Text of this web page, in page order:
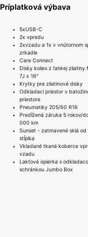
Príplatková výbava
5xUSB-C
2x vpredu
2xvzadu a 1x v vnútornom
zrkadle
Care Connect
Disky kolies z ľahkej zliatiny
7J x 16"
Krytky pre zliatinové disky
Odkladací priestor v
priestore
Pneumatiky 205/60 R16
Predĺžená záruka 5 rokov/
000 km
Sunset - zatmavené sklá od
stĺpika
Vkladané tkané koberce
vzadu
Lakťová opierka s
schránkou Jumbo Box